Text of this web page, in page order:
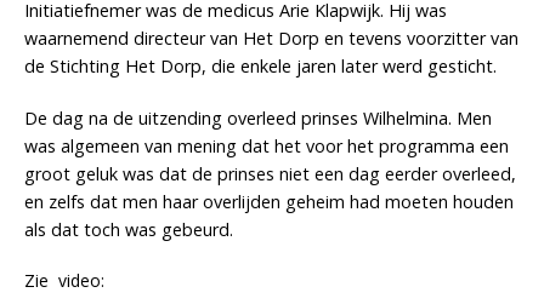
Initiatiefnemer was de medicus Arie Klapwijk. Hij was
waarnemend directeur van Het Dorp en tevens voorzitter van
de Stichting Het Dorp, die enkele jaren later werd gesticht.
De dag na de uitzending overleed prinses Wilhelmina. Men
was algemeen van mening dat het voor het programma een
groot geluk was dat de prinses niet een dag eerder overleed,
en zelfs dat men haar overlijden geheim had moeten houden
als dat toch was gebeurd.
Zie video: